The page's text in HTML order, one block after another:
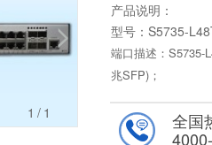
1 /1
产品说明：
型号：S5735-
端口描述：S5735-
兆SFP)；
全国